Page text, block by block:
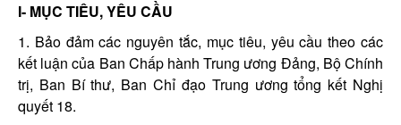
I- MỤC TIÊU, YÊU CẦU
1. Bảo đảm các nguyên tắc, mục tiêu, yêu cầu theo các
kết luận của Ban Chấp hành Trung ương Đảng, Bộ Chính
trị, Ban Bí thư, Ban Chỉ đạo Trung ương tổng kết Nghị
quyết 18.